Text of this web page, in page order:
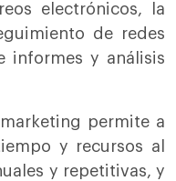
electrónicos, la
de redes
informes y análisis
permite a
y recursos al
y repetitivas, y